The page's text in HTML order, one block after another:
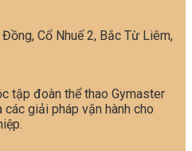
Cổ Nhuế 2, Bắc Từ Liêm,
tập đoàn thể thao Gymaster
giải pháp vận hành cho